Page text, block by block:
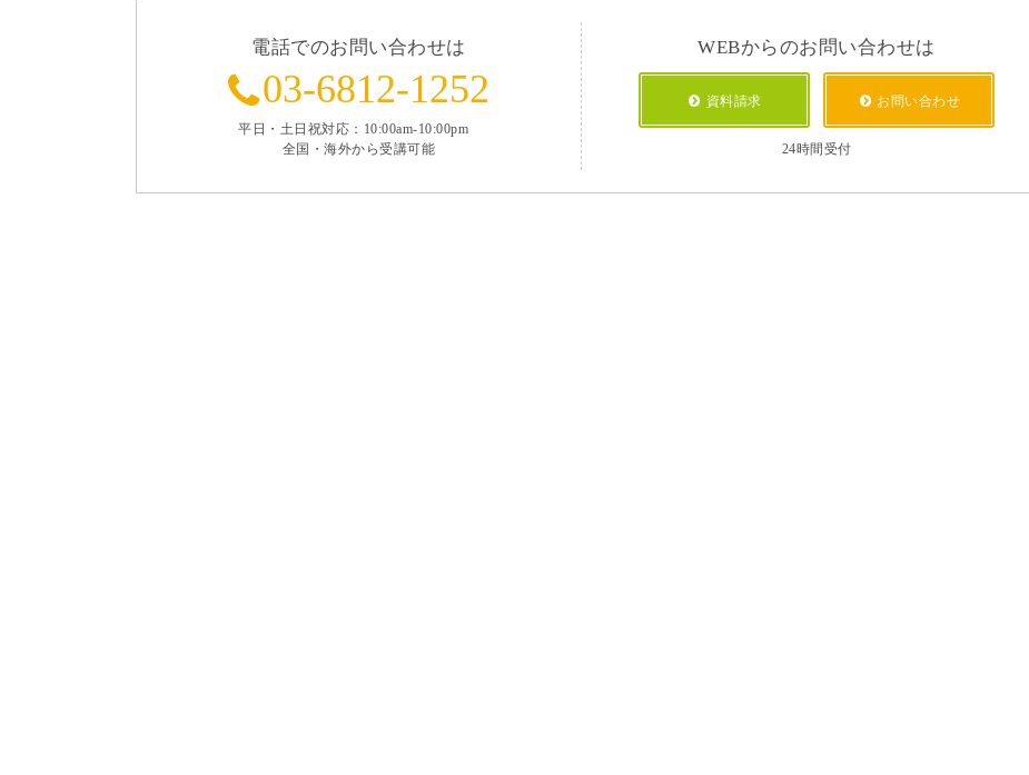
電話でのお問い合わせは
03-6812-1252
平日・土日祝対応：10:00am-10:00pm
全国・海外から受講可能
WEBからのお問い合わせは
資料請求 お問い合わせ
24時間受付